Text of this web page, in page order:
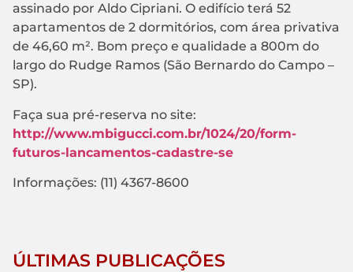
assinado por Aldo Cipriani. O edifício terá 52
apartamentos de 2 dormitórios, com área privativa
de 46,60 m². Bom preço e qualidade a 800m do
largo do Rudge Ramos (São Bernardo do Campo –
SP).
Faça sua pré-reserva no site:
http://www.mbigucci.com.br/1024/20/form-
futuros-lancamentos-cadastre-se
Informações: (11) 4367-8600
ÚLTIMAS PUBLICAÇÕES